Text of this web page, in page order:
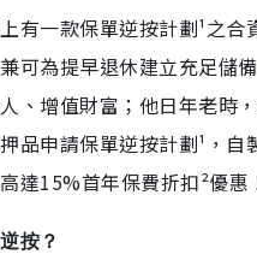
有一款保單逆按計劃¹之合
可為提早退休建立充足儲
、增值財富；他日年老時
品申請保單逆按計劃¹，自
達15%首年保費折扣²優惠
按？